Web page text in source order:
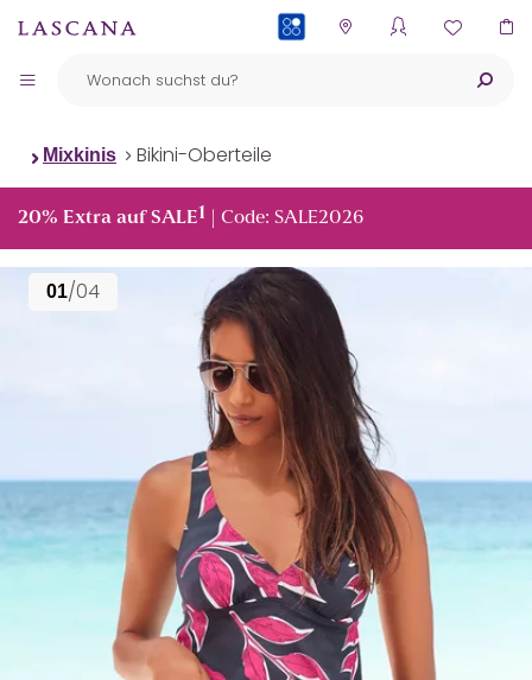
Mixkinis Bikini-Oberteile
20% Extra auf SALE1 | Code: SALE2026
01/04